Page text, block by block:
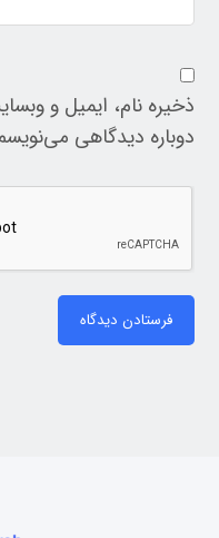
ذخیره نام، ایمیل و
دوباره دیدگاهی
فرستادن دیدگاه